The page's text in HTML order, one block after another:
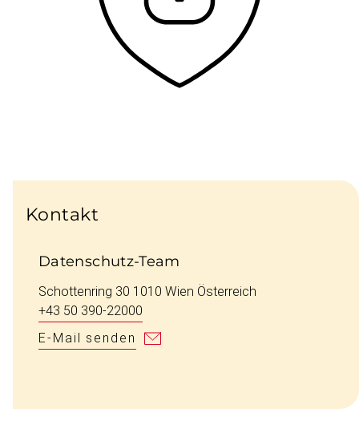
Kontakt
Datenschutz-Team
Schottenring 30 1010 Wien Österreich
+43 50 390-22000
E-Mail senden